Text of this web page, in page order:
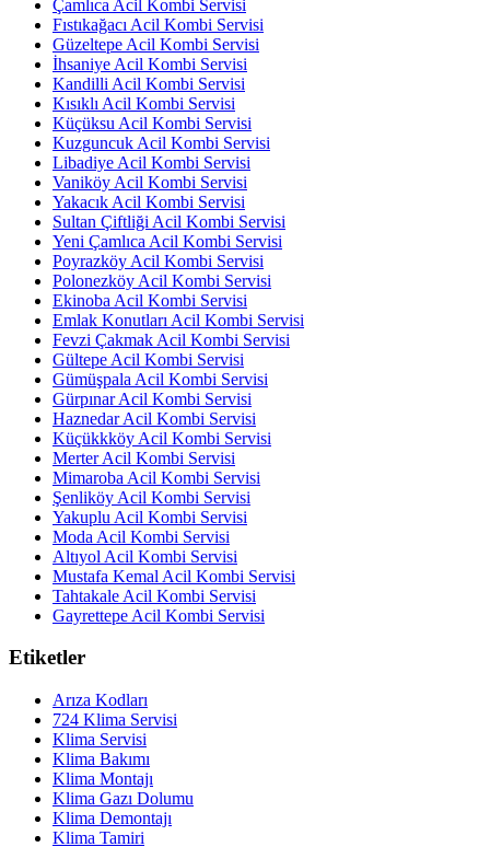
Çamlıca Acil Kombi Servisi
Fıstıkağacı Acil Kombi Servisi
Güzeltepe Acil Kombi Servisi
İhsaniye Acil Kombi Servisi
Kandilli Acil Kombi Servisi
Kısıklı Acil Kombi Servisi
Küçüksu Acil Kombi Servisi
Kuzguncuk Acil Kombi Servisi
Libadiye Acil Kombi Servisi
Vaniköy Acil Kombi Servisi
Yakacık Acil Kombi Servisi
Sultan Çiftliği Acil Kombi Servisi
Yeni Çamlıca Acil Kombi Servisi
Poyrazköy Acil Kombi Servisi
Polonezköy Acil Kombi Servisi
Ekinoba Acil Kombi Servisi
Emlak Konutları Acil Kombi Servisi
Fevzi Çakmak Acil Kombi Servisi
Gültepe Acil Kombi Servisi
Gümüşpala Acil Kombi Servisi
Gürpınar Acil Kombi Servisi
Haznedar Acil Kombi Servisi
Küçükkköy Acil Kombi Servisi
Merter Acil Kombi Servisi
Mimaroba Acil Kombi Servisi
Şenliköy Acil Kombi Servisi
Yakuplu Acil Kombi Servisi
Moda Acil Kombi Servisi
Altıyol Acil Kombi Servisi
Mustafa Kemal Acil Kombi Servisi
Tahtakale Acil Kombi Servisi
Gayrettepe Acil Kombi Servisi
Etiketler
Arıza Kodları
724 Klima Servisi
Klima Servisi
Klima Bakımı
Klima Montajı
Klima Gazı Dolumu
Klima Demontajı
Klima Tamiri